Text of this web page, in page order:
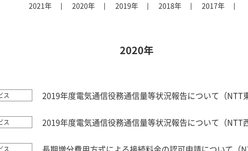
2021年 2020年 2019年 2018年 2017年
2020年
ス 2019年度電気通信役務通信量等状況報告について（NTT
ス 2019年度電気通信役務通信量等状況報告について（NTT
ス